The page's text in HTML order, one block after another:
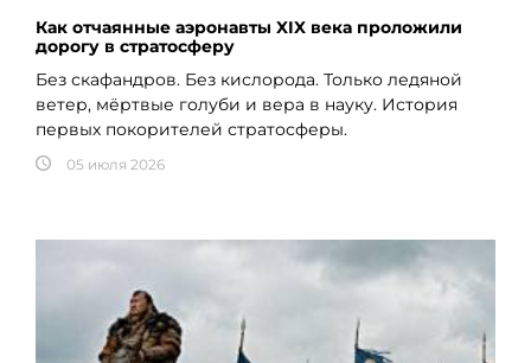
Как отчаянные аэронавты XIX века проложили
дорогу в стратосферу
Без скафандров. Без кислорода. Только ледяной
ветер, мёртвые голуби и вера в науку. История
первых покорителей стратосферы.
05 июля 2026